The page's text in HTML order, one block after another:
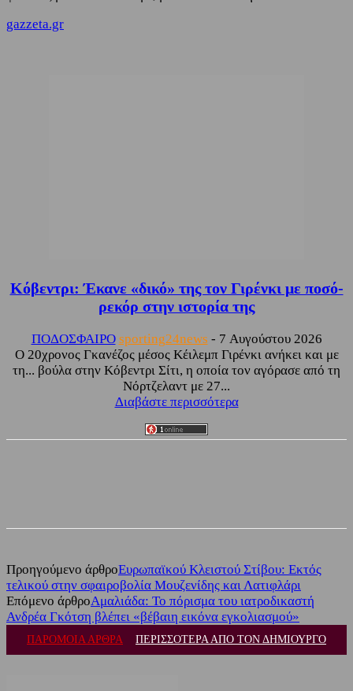
gazzeta.gr
Κόβεντρι: Έκανε «δικό» της τον Γιρένκι με ποσό-
ρεκόρ στην ιστορία της
ΠΟΔΟΣΦΑΙΡΟ sporting24news - 7 Αυγούστου 2026
Ο 20χρονος Γκανέζος μέσος Κέιλεμπ Γιρένκι ανήκει και με
τη... βούλα στην Κόβεντρι Σίτι, η οποία τον αγόρασε από τη
Νόρτζελαντ με 27...
Διαβάστε περισσότερα
Προηγούμενο άρθροEυρωπαϊκού Κλειστού Στίβου: Εκτός
τελικού στην σφαιροβολία Μουζενίδης και Λατιφλάρι
Επόμενο άρθροΑμαλιάδα: Το πόρισμα του ιατροδικαστή
Ανδρέα Γκότση βλέπει «βέβαιη εικόνα εγκολιασμού»
ΠΑΡΟΜΟΙΑ ΑΡΘΡΑ ΠΕΡΙΣΣΟΤΕΡΑ ΑΠΟ ΤΟΝ ΔΗΜΙΟΥΡΓΟ